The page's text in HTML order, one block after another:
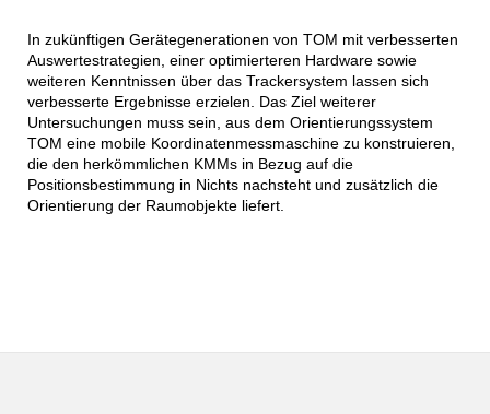
In zukünftigen Gerätegenerationen von TOM mit verbesserten
Auswertestrategien, einer optimierteren Hardware sowie
weiteren Kenntnissen über das Trackersystem lassen sich
verbesserte Ergebnisse erzielen. Das Ziel weiterer
Untersuchungen muss sein, aus dem Orientierungssystem
TOM eine mobile Koordinatenmessmaschine zu konstruieren,
die den herkömmlichen KMMs in Bezug auf die
Positionsbestimmung in Nichts nachsteht und zusätzlich die
Orientierung der Raumobjekte liefert.